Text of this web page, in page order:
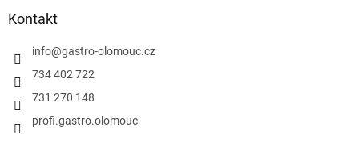
Kontakt
info@gastro-olomouc.cz
734 402 722
731 270 148
profi.gastro.olomouc